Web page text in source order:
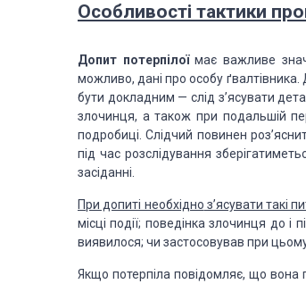
Особливості тактики
Допит потерпілої має важливе
можливо, дані про особу
бути докладним — слід з’ясувати
злочинця, а також при подальшій
подробиці. Слідчий повинен
під час розслідування
засіданні.
При допиті необхідно з’ясувати такі
місці події; поведінка злочинця до і
виявилося; чи застосовував при
Якщо потерпіла повідомляє, що вона